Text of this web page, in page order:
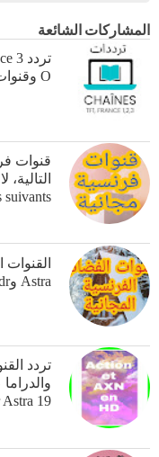
المشاركات الشائعة
O وقنوات فرنسية أخرى على Astra 19
قنوات
suivants
القنوات
Astra وBadr و Eutelsat و Hot Bird وأقمار أخرى
تردد
19